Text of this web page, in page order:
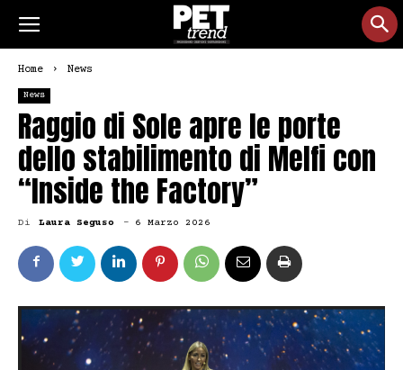
Home News
News
Raggio di Sole apre le porte
dello stabilimento di Melfi con
“Inside the Factory”
Di Laura Seguso - 6 Marzo 2026